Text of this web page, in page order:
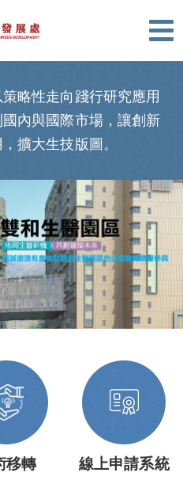
略性走向踐行研究應用
內與國際市場，讓創新
擴大生技版圖。
移轉 線上申請系統